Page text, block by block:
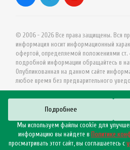
© 2006 - 2026 Все права защищены. Вся
информация носит информационный
офертой, определяемой положениями ст.
подробной информации обращайтесь в
Опубликованная на данном сайте
любое время без предварительного
Подробнее
Мы используем файлы cookie для
информацию вы найдете в Политике
просматривать этот сайт, вы соглашаетесь с